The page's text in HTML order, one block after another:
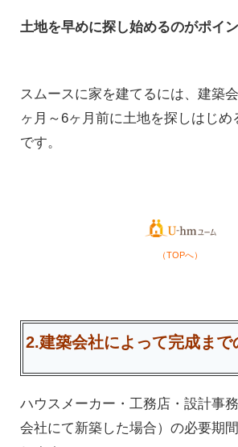
土地を早めに探し始めるのがポイ
スムースに家を建てるには、建築
ヶ月～6ヶ月前に土地を探しはじめ
です。
（TOPへ）
2.建築会社によって完成まで
ハウスメーカー・工務店・設計事
会社にて新築した場合）の必要期